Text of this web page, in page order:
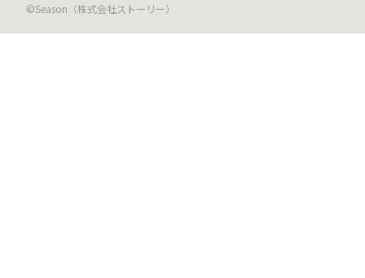
©Season（株式会社ストーリー）